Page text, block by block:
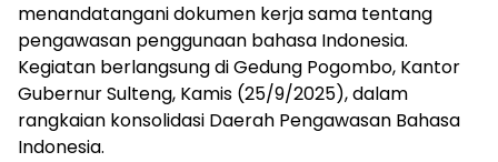
menandatangani dokumen kerja sama tentang
pengawasan penggunaan bahasa Indonesia.
Kegiatan berlangsung di Gedung Pogombo, Kantor
Gubernur Sulteng, Kamis (25/9/2025), dalam
rangkaian konsolidasi Daerah Pengawasan Bahasa
Indonesia.